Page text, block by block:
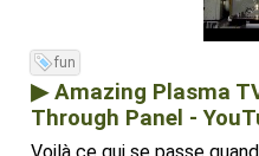
fun
▶ Amazing Plasma
Through Panel -